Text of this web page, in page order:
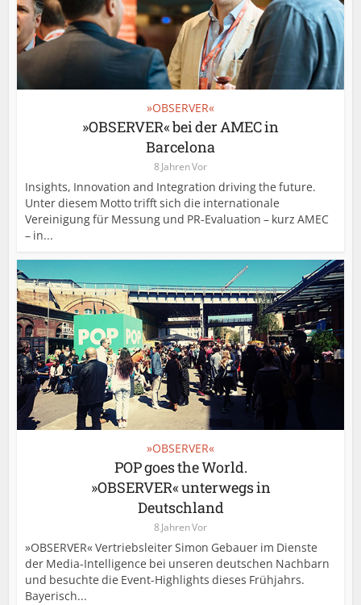
»OBSERVER«
»OBSERVER« bei der AMEC in
Barcelona
8 Jahren Vor
Insights, Innovation and Integration driving the future.
Unter diesem Motto trifft sich die internationale
Vereinigung für Messung und PR-Evaluation – kurz AMEC
– in...
»OBSERVER«
POP goes the World.
»OBSERVER« unterwegs in
Deutschland
8 Jahren Vor
»OBSERVER« Vertriebsleiter Simon Gebauer im Dienste
der Media-Intelligence bei unseren deutschen Nachbarn
und besuchte die Event-Highlights dieses Frühjahrs.
Bayerisch...